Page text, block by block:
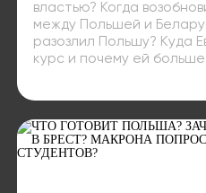
властью? Когда
между Польшей и
разозлил Польшу? Куда
курс и почему ей